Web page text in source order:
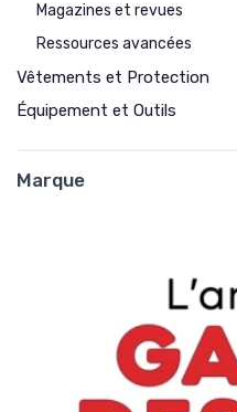
Magazines et revues
Ressources avancées
Vêtements et Protection
Équipement et Outils
Marque